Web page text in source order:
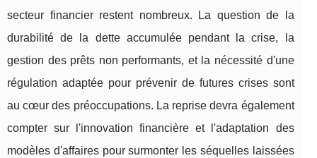
secteur financier restent nombreux. La question de la
durabilité de la dette accumulée pendant la crise, la
gestion des prêts non performants, et la nécessité d'une
régulation adaptée pour prévenir de futures crises sont
au cœur des préoccupations. La reprise devra également
compter sur l'innovation financière et l'adaptation des
modèles d'affaires pour surmonter les séquelles laissées